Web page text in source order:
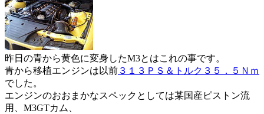
昨日の青から黄色に変身したM3とはこれの事です。
青から移植エンジンは以前 ３１３ＰＳ＆トルク３５．５Ｎｍ
でした。
エンジンのおおまかなスペックとしては某国産ピストン流
用、M3GTカム、